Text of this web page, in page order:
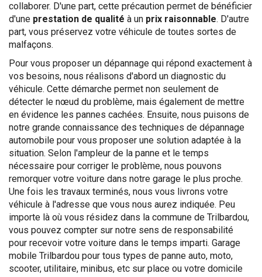
collaborer. D'une part, cette précaution permet de bénéficier
d'une prestation de qualité à un prix raisonnable. D'autre
part, vous préservez votre véhicule de toutes sortes de
malfaçons.
Pour vous proposer un dépannage qui répond exactement à
vos besoins, nous réalisons d'abord un diagnostic du
véhicule. Cette démarche permet non seulement de
détecter le nœud du problème, mais également de mettre
en évidence les pannes cachées. Ensuite, nous puisons de
notre grande connaissance des techniques de dépannage
automobile pour vous proposer une solution adaptée à la
situation. Selon l'ampleur de la panne et le temps
nécessaire pour corriger le problème, nous pouvons
remorquer votre voiture dans notre garage le plus proche.
Une fois les travaux terminés, nous vous livrons votre
véhicule à l'adresse que vous nous aurez indiquée. Peu
importe là où vous résidez dans la commune de Trilbardou,
vous pouvez compter sur notre sens de responsabilité
pour recevoir votre voiture dans le temps imparti. Garage
mobile Trilbardou pour tous types de panne auto, moto,
scooter, utilitaire, minibus, etc sur place ou votre domicile